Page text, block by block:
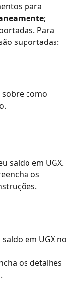
para
;
Para
suportadas:
sobre como
saldo em UGX.
os
em UGX no
os detalhes